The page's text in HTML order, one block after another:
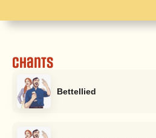
Chants
Bettellied